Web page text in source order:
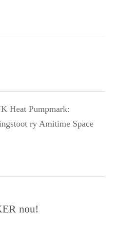
Heat Pumpmark:
ry Amitime Space
nou!